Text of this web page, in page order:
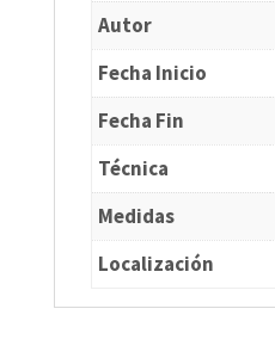
Autor
Fecha Inicio
Fecha Fin
Técnica
Medidas
Localización